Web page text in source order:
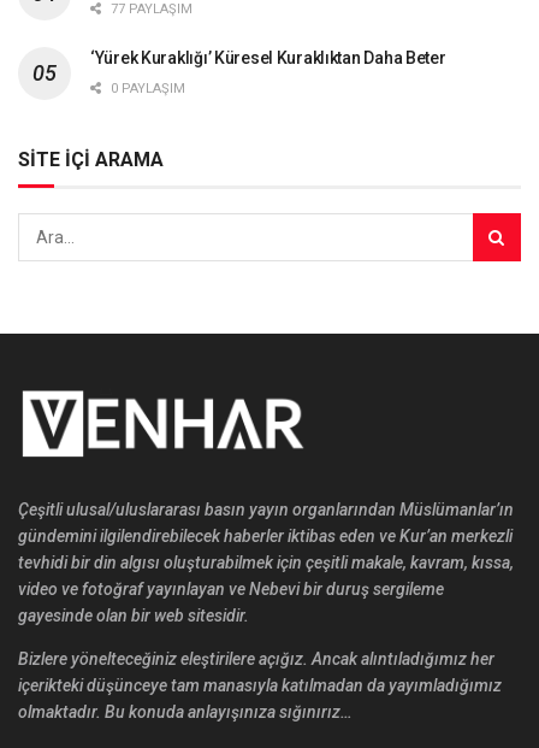
77 PAYLAŞIM
‘Yürek Kuraklığı’ Küresel Kuraklıktan Daha Beter
0 PAYLAŞIM
SİTE İÇİ ARAMA
Çeşitli ulusal/uluslararası basın yayın organlarından Müslümanlar’ın
gündemini ilgilendirebilecek haberler iktibas eden ve Kur’an merkezli
tevhidi bir din algısı oluşturabilmek için çeşitli makale, kavram, kıssa,
video ve fotoğraf yayınlayan ve Nebevi bir duruş sergileme
gayesinde olan bir web sitesidir.
Bizlere yönelteceğiniz eleştirilere açığız. Ancak alıntıladığımız her
içerikteki düşünceye tam manasıyla katılmadan da yayımladığımız
olmaktadır. Bu konuda anlayışınıza sığınırız…